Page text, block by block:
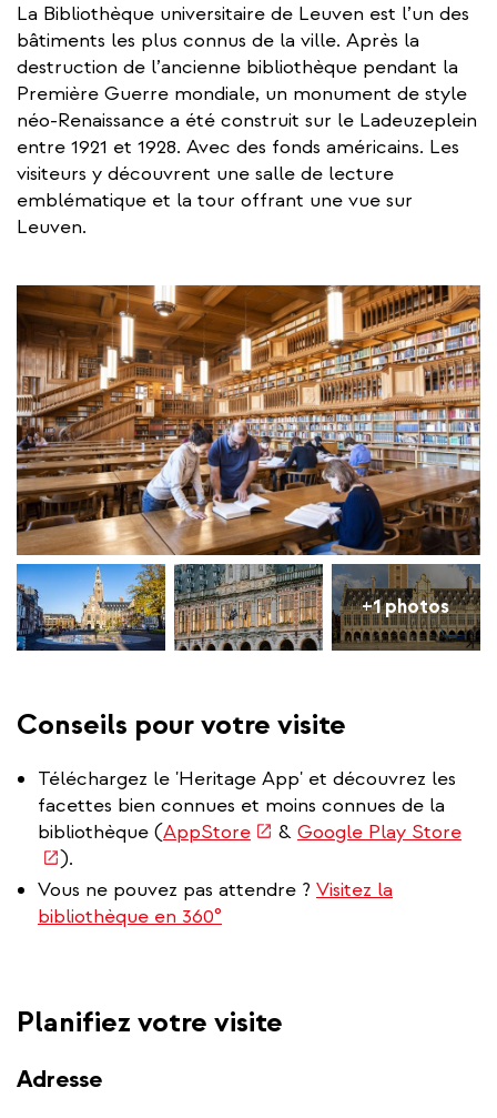
La Bibliothèque universitaire de Leuven est l’un des
bâtiments les plus connus de la ville. Après la
destruction de l’ancienne bibliothèque pendant la
Première Guerre mondiale, un monument de style
néo-Renaissance a été construit sur le Ladeuzeplein
entre 1921 et 1928. Avec des fonds américains. Les
visiteurs y découvrent une salle de lecture
emblématique et la tour offrant une vue sur
Leuven.
+1 photos
Conseils pour votre visite
Téléchargez le 'Heritage App' et découvrez les
facettes bien connues et moins connues de la
bibliothèque (AppStore(link
external)
& Google Play Store
).
Vous ne pouvez pas attendre ? Visitez la
bibliothèque en 360°
Planifiez votre visite
Adresse